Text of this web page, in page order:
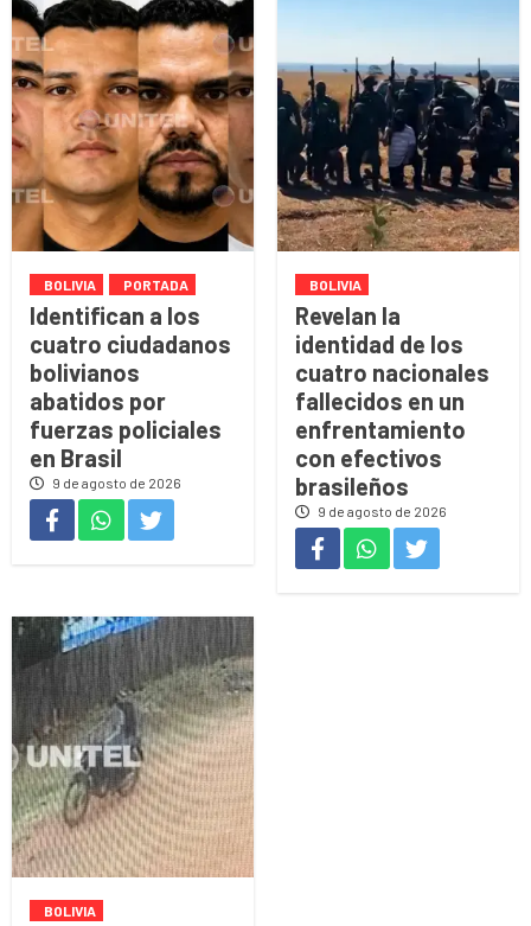
BOLIVIA PORTADA
Identifican a los
cuatro ciudadanos
bolivianos
abatidos por
fuerzas policiales
en Brasil
9 de agosto de 2026
BOLIVIA
Revelan la
identidad de los
cuatro nacionales
fallecidos en un
enfrentamiento
con efectivos
brasileños
9 de agosto de 2026
BOLIVIA